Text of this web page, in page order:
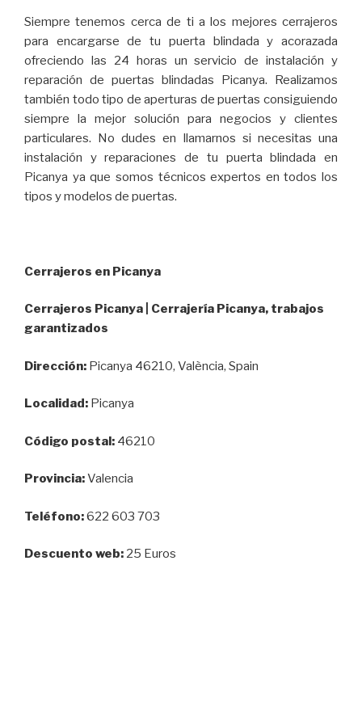
Siempre tenemos cerca de ti a los mejores cerrajeros
para encargarse de tu puerta blindada y acorazada
ofreciendo las 24 horas un servicio de instalación y
reparación de puertas blindadas Picanya. Realizamos
también todo tipo de aperturas de puertas consiguiendo
siempre la mejor solución para negocios y clientes
particulares. No dudes en llamarnos si necesitas una
instalación y reparaciones de tu puerta blindada en
Picanya ya que somos técnicos expertos en todos los
tipos y modelos de puertas.
Cerrajeros en Picanya
Cerrajeros Picanya | Cerrajería Picanya, trabajos
garantizados
Dirección: Picanya 46210, València, Spain
Localidad: Picanya
Código postal: 46210
Provincia:Valencia
Teléfono:622 603 703
Descuento web: 25 Euros